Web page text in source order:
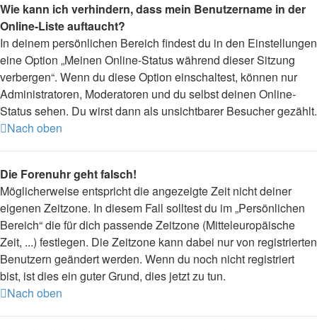
Wie kann ich verhindern, dass mein Benutzername in der
Online-Liste auftaucht?
In deinem persönlichen Bereich findest du in den Einstellungen
eine Option „Meinen Online-Status während dieser Sitzung
verbergen“. Wenn du diese Option einschaltest, können nur
Administratoren, Moderatoren und du selbst deinen Online-
Status sehen. Du wirst dann als unsichtbarer Besucher gezählt.
Nach oben
Die Forenuhr geht falsch!
Möglicherweise entspricht die angezeigte Zeit nicht deiner
eigenen Zeitzone. In diesem Fall solltest du im „Persönlichen
Bereich“ die für dich passende Zeitzone (Mitteleuropäische
Zeit, ...) festlegen. Die Zeitzone kann dabei nur von registrierten
Benutzern geändert werden. Wenn du noch nicht registriert
bist, ist dies ein guter Grund, dies jetzt zu tun.
Nach oben